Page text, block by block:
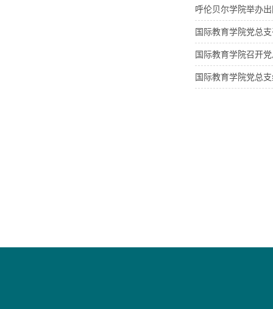
呼伦贝尔学院举办
国际教育学院党总
国际教育学院召开
国际教育学院党总